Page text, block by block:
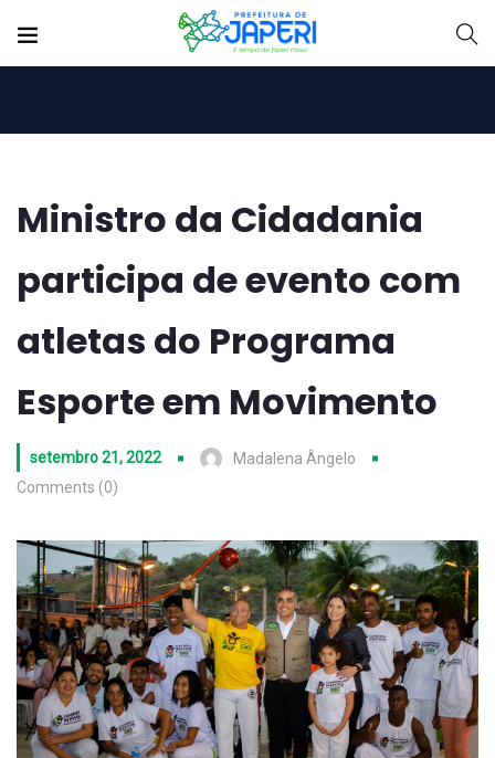
Ministro da Cidadania
participa de evento com
atletas do Programa
Esporte em Movimento
setembro 21, 2022
Madalena Ângelo
Comments (0)